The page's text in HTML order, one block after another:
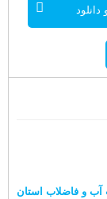
دانلود
و فاضلاب استان